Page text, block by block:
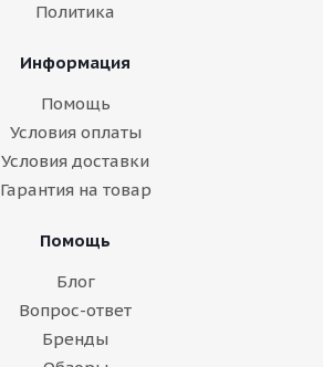
Политика
Информация
Помощь
Условия оплаты
Условия доставки
Гарантия на товар
Помощь
Блог
Вопрос-ответ
Бренды